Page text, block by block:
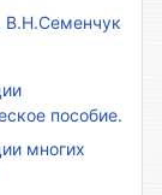
В.Н.Семенчук
пособие.
многих